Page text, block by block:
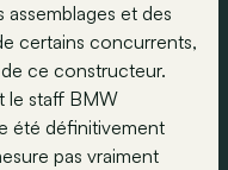
et des
certains concurrents,
ce constructeur.
le staff BMW
été définitivement
pas vraiment